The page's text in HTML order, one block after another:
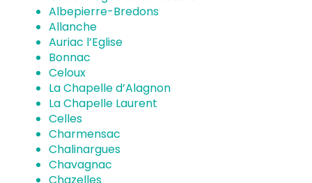
Albepierre-Bredons
Allanche
Auriac l’Eglise
Bonnac
Celoux
La Chapelle d’Alagnon
La Chapelle Laurent
Celles
Charmensac
Chalinargues
Chavagnac